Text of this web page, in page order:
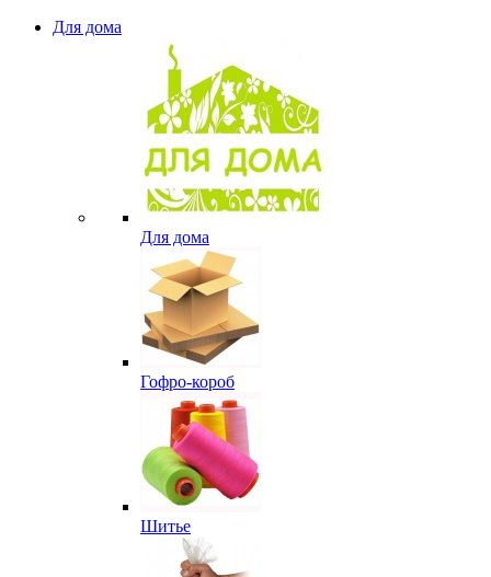
Для дома
Для дома
Гофро-короб
Шитье